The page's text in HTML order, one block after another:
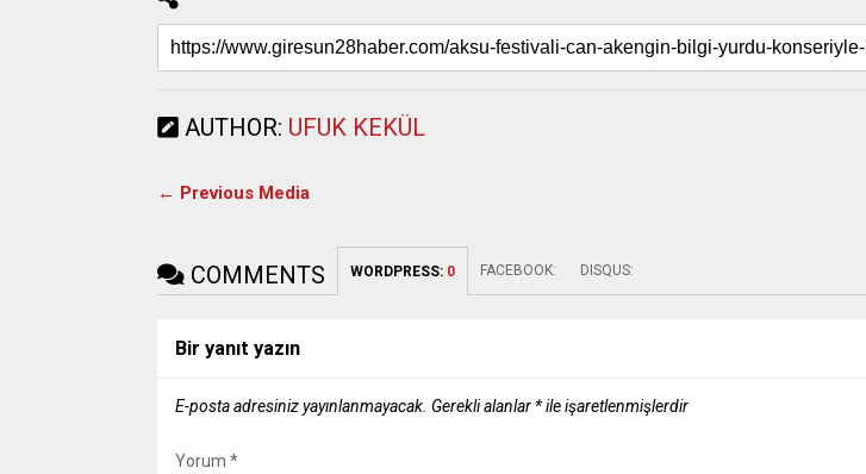
AUTHOR: UFUK KEKÜL
← Previous Media
COMMENTS WORDPRESS: 0 FACEBOOK: DISQUS:
Bir yanıt yazın
E-posta adresiniz yayınlanmayacak. Gerekli alanlar *ile işaretlenmişlerdir
Yorum *